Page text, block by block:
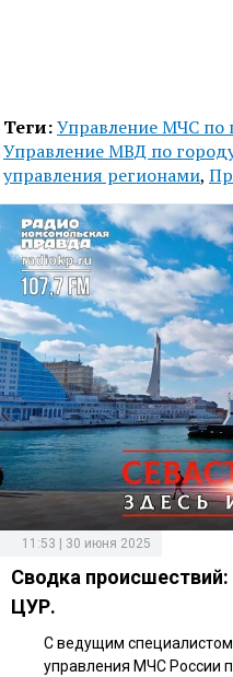
Теги:Управление МЧС по
Управление МВД по
управления регионами,
11:53 | 30 июня 2025
Сводка
ЦУР.
С ведущим
управления МЧС России